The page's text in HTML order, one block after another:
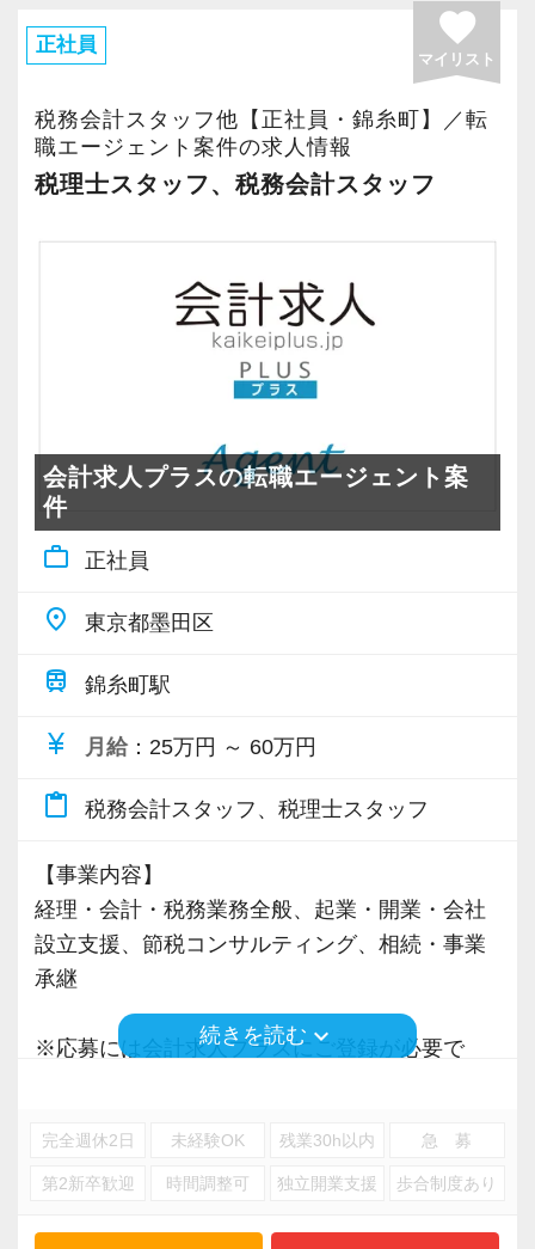
経験が十分でなくてもかまいません。
お客様と誠実に向き合う姿勢さえあれば、着実
す。
『興味はあるけれど未経験で不安…』という方
も、どうぞ安心してご応募ください。
正社員 favorite
マイリスト
税務会計スタッフ他【正社員・錦糸町】／転
職エージェント案件の求人情報
税理士スタッフ、税務会計スタッフ
会計求人プラスの転職エージェント案
件
work_outline 正社員
place 東京都墨田区
train 錦糸町駅
currency_yen 月給 ：25万円 ～ 60万円
content_paste 税務会計スタッフ、税理士スタッフ
【事業内容】
経理・会計・税務業務全般、起業・開業・会社
設立支援、節税コンサルティング、相続・事業
承継
※応募には会計求人プラスにご登録が必要で
続きを読むkeyboard_arrow_down
完全週休2日 未経験OK 残業30h以内 急 募
第2新卒歓迎 時間調整可 独立開業支援 歩合制度あり